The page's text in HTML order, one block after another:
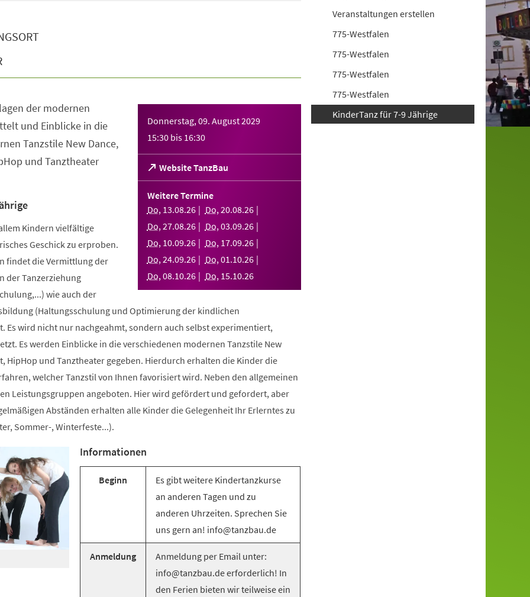
Donnerstag, 09. August 2029
15:30 bis 16:30
Website TanzBau
(Öffnet
in
einem
Tab)
Weitere Termine
Do, 13.08.26 Do,20.08.26
Do,27.08.26 Do,03.09.26
Do, 10.09.26 Do, 17.09.26
Do,24.09.26 Do,01.10.26
Do,08.10.26 Do, 15.10.26
der modernen
und Einblicke in die
Tanzstile New Dance,
und Tanztheater
Kindern vielfältige
Geschick zu erproben.
findet die Vermittlung der
der Tanzerziehung
wie auch der
(Haltungsschulung und Optimierung der kindlichen
Es wird nicht nur nachgeahmt, sondern auch selbst experimentiert,
Es werden Einblicke in die verschiedenen modernen Tanzstile New
HipHop und Tanztheater gegeben. Hierdurch erhalten die Kinder die
welcher Tanzstil von Ihnen favorisiert wird. Neben den allgemeinen
Leistungsgruppen angeboten. Hier wird gefördert und gefordert, aber
Abständen erhalten alle Kinder die Gelegenheit Ihr Erlerntes zu
Sommer-, Winterfeste...).
Informationen
Beginn
Es gibt weitere Kindertanzkurse
an anderen Tagen und zu
anderen Uhrzeiten. Sprechen Sie
uns gern an! info@tanzbau.de
Anmeldung
Anmeldung per Email unter:
info@tanzbau.de erforderlich! In
den Ferien bieten wir teilweise ein
Veranstaltungen erstellen
775-Westfalen
775-Westfalen
775-Westfalen
775-Westfalen
KinderTanz für 7-9 Jährige